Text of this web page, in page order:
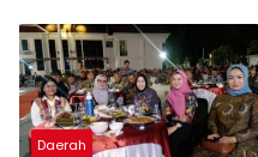
Pelayanan Kesehatan
Berkualitas
Daerah